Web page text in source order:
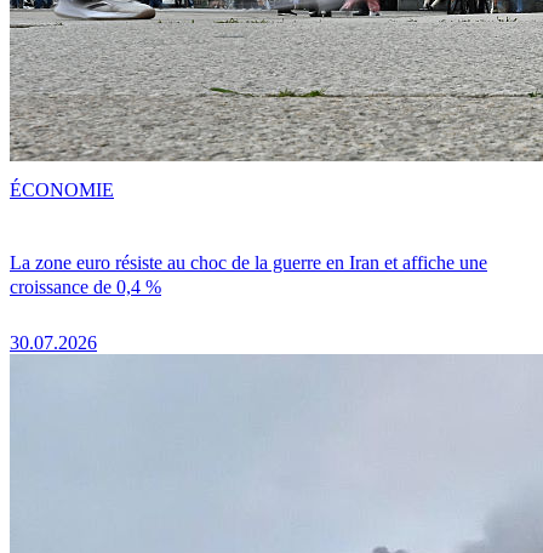
La zone euro résiste au choc de la guerre en Iran et affiche une
croissance de 0,4 %
30.07.2026
ÉCONOMIE